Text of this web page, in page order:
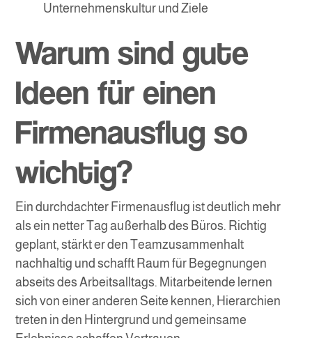
Unternehmenskultur und Ziele
Warum sind gute
Ideen für einen
Firmenausflug so
wichtig?
Ein durchdachter Firmenausflug ist deutlich mehr
als ein netter Tag außerhalb des Büros. Richtig
geplant, stärkt er den Teamzusammenhalt
nachhaltig und schafft Raum für Begegnungen
abseits des Arbeitsalltags. Mitarbeitende lernen
sich von einer anderen Seite kennen, Hierarchien
treten in den Hintergrund und gemeinsame